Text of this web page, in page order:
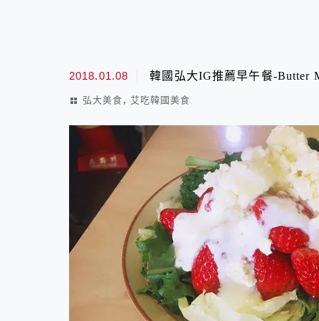
2018.01.08 韓國弘大IG推薦早午餐-Butter
弘大美食 , 艾吃韓國美食